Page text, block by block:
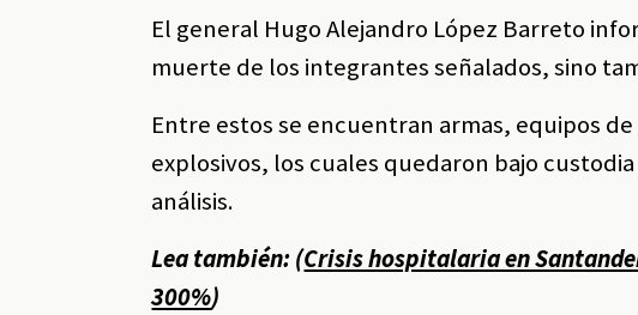
El general Hugo Alejandro López Barreto
muerte de los integrantes señalados, sino
Entre estos se encuentran armas, equipos
explosivos, los cuales quedaron bajo
análisis.
Lea también: (Crisis hospitalaria en
300%)